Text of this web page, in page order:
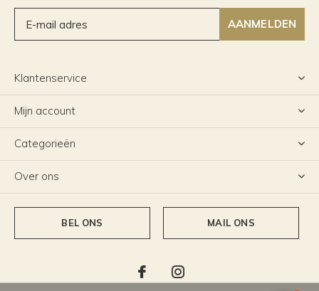
AANMELDEN
Klantenservice
Mijn account
Categorieën
Over ons
BEL ONS MAIL ONS